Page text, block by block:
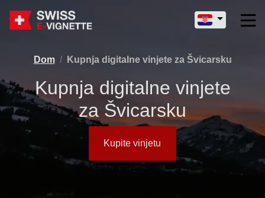
Dom Kupnja digitalne vinjete za Švicarsku
Kupnja digitalne vinjete
za Švicarsku
Kupite vinjetu